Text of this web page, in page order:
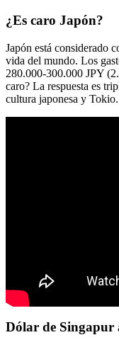
¿Es caro Japón?
Japón está considerado
vida del mundo. Los
280.000-300.000 JPY
caro? La respuesta es
cultura japonesa y Tokio.
Dólar de Singapur